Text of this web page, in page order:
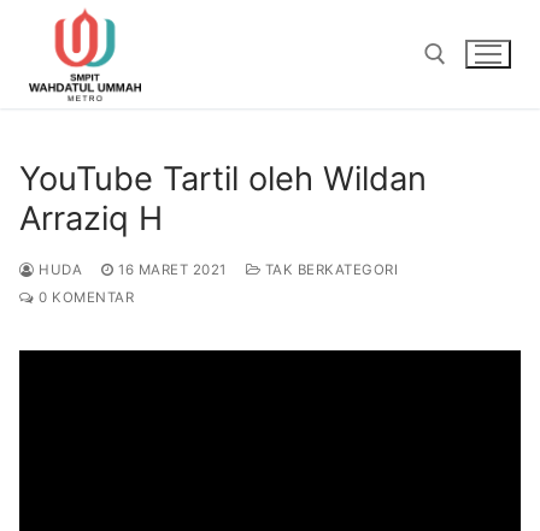
Lompat
YouTube Tartil oleh Wildan
Arraziq H
HUDA 16 MARET 2021
TAK BERKATEGORI
0 KOMENTAR